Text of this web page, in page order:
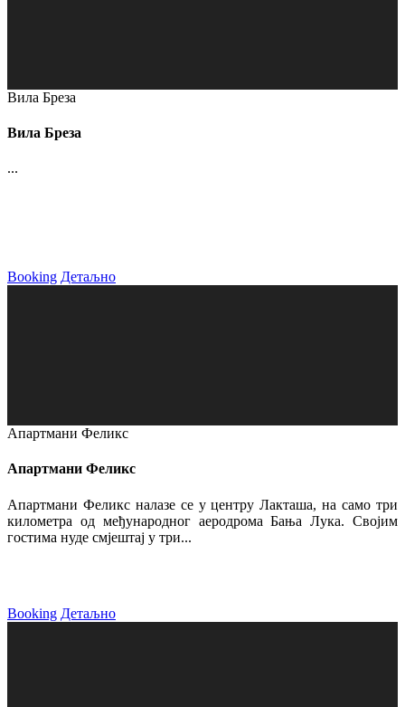
Вила Бреза
Вила Бреза
...
Booking Детаљно
Апартмани Феликс
Апартмани Феликс
Апартмани Феликс налазе се у центру Лакташа, на само три
километра од међународног аеродрома Бања Лука. Својим
гостима нуде смјештај у три...
Booking Детаљно